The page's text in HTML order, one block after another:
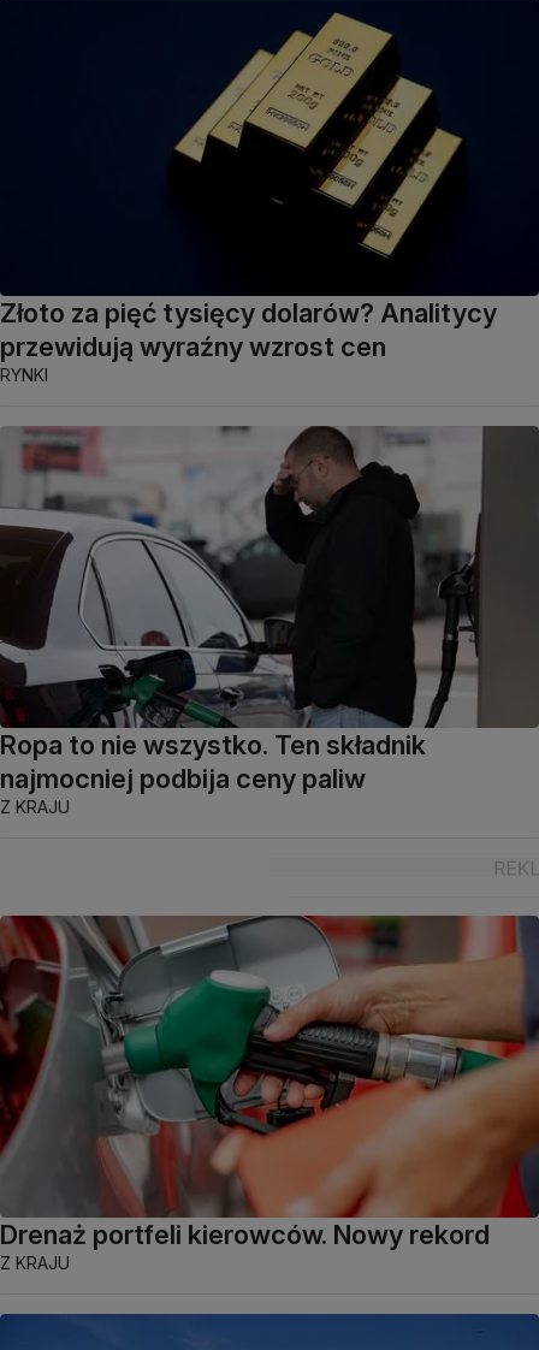
Złoto za pięć tysięcy dolarów? Analitycy
przewidują wyraźny wzrost cen
RYNKI
Ropa to nie wszystko. Ten składnik
najmocniej podbija ceny paliw
Z KRAJU
Drenaż portfeli kierowców. Nowy rekord
Z KRAJU